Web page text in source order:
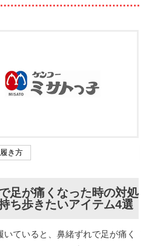
き方
足が痛くなった時の対処
ち歩きたいアイテム4選
いていると、鼻緒ずれで足が痛く